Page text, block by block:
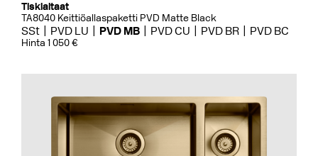
Tiskialtaat
TA8040 Keittiöallaspaketti PVD Matte Black
SSt PVD LU PVD MB PVD CU PVD BR PVD BC
Hinta 1 050 €